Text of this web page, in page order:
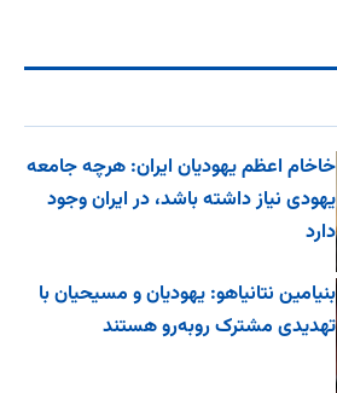
خاخام اعظم یهودیان ایران: هرچه جامعه
یهودی نیاز داشته باشد، در ایران وجود
دارد
بنیامین نتانیاهو: یهودیان و مسیحیان با
تهدیدی مشترک روبه‌رو هستند